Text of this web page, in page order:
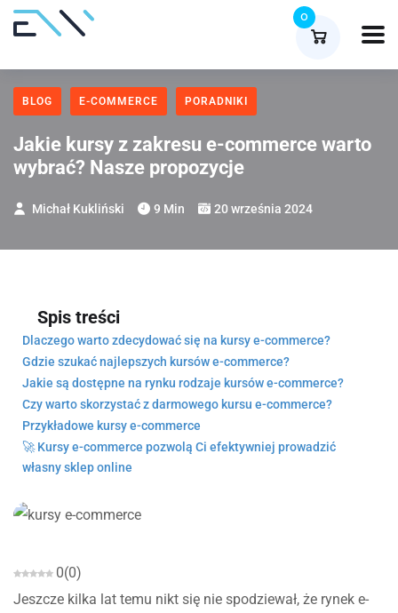
0
BLOG E-COMMERCE PORADNIKI
Jakie kursy z zakresu e-commerce warto
wybrać? Nasze propozycje
Michał Kukliński 9 Min 20 września 2024
0(0)
Jeszcze kilka lat temu nikt się nie spodziewał, że rynek e-
Spis treści
Dlaczego warto zdecydować się na kursy e-commerce?
Gdzie szukać najlepszych kursów e-commerce?
Jakie są dostępne na rynku rodzaje kursów e-commerce?
Czy warto skorzystać z darmowego kursu e-commerce?
Przykładowe kursy e-commerce
🚀 Kursy e-commerce pozwolą Ci efektywniej prowadzić
własny sklep online